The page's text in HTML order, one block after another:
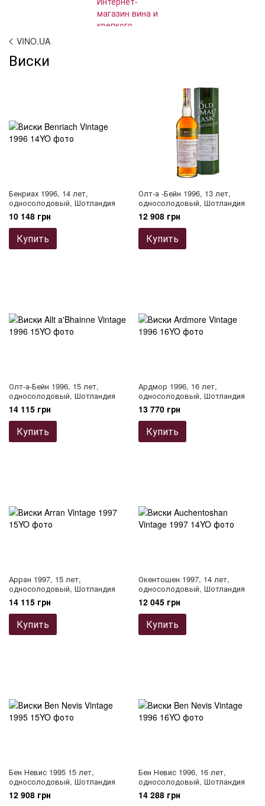
VINO.UA
Виски
Бенриах 1996, 14 лет,
односолодовый, Шотландия
10 148 грн
Купить
Олт-а -Бейн 1996, 13 лет,
односолодовый, Шотландия
12 908 грн
Купить
Олт-а-Бейн 1996, 15 лет,
односолодовый, Шотландия
14 115 грн
Купить
Ардмор 1996, 16 лет,
односолодовый, Шотландия
13 770 грн
Купить
Арран 1997, 15 лет,
односолодовый, Шотландия
14 115 грн
Купить
Окентошен 1997, 14 лет,
односолодовый, Шотландия
12 045 грн
Купить
Бен Невис 1995 15 лет,
односолодовый, Шотландия
12 908 грн
Бен Невис 1996, 16 лет,
односолодовый, Шотландия
14 288 грн